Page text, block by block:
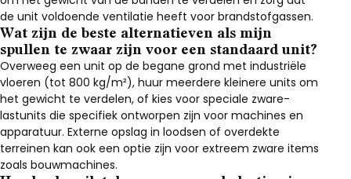
de unit voldoende ventilatie heeft voor brandstofgassen.
Wat zijn de beste alternatieven als mijn
spullen te zwaar zijn voor een standaard unit?
Overweeg een unit op de begane grond met industriële
vloeren (tot 800 kg/m²), huur meerdere kleinere units om
het gewicht te verdelen, of kies voor speciale zware-
lastunits die specifiek ontworpen zijn voor machines en
apparatuur. Externe opslag in loodsen of overdekte
terreinen kan ook een optie zijn voor extreem zware items
zoals bouwmachines.